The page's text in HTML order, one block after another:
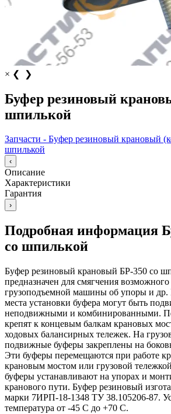
× ❮ ❯
Буфер резиновый
шпилькой
Запчасти - Буфер резиновый крановый
шпилькой
‹
Описание
Характеристики
Гарантия
›
Подробная информация
со шпилькой
Буфер резиновый крановый БР-350 со
предназначен для смягчения возможного
грузоподъемной машины об упоры и др.
места установки буфера могут быть
неподвижными и комбинированными.
крепят к концевым балкам крановых
ходовых балансирных тележек. На
подвижные буферы закреплены на
Эти буферы перемещаются при работе
крановым мостом или грузовой
буферы устанавливают на упорах и
кранового пути. Буфер резиновый
марки 7ИРП-18-1348 ТУ 38.105206-87.
температура от -45 С до +70 С.